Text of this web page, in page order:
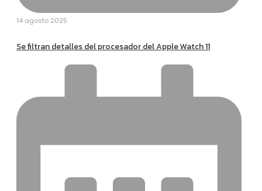
14 agosto 2025
Se filtran detalles del procesador del Apple Watch 11